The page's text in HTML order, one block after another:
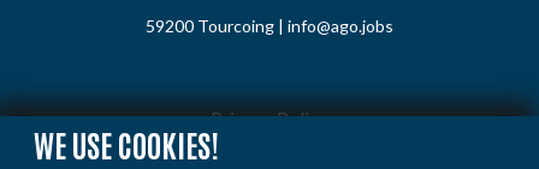
WE USE COOKIES!
59200 Tourcoing | info@ago.jobs
Privacy Policy
Cookie Policy